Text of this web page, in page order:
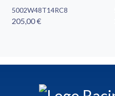
5002W48T14RC8
205,00 €